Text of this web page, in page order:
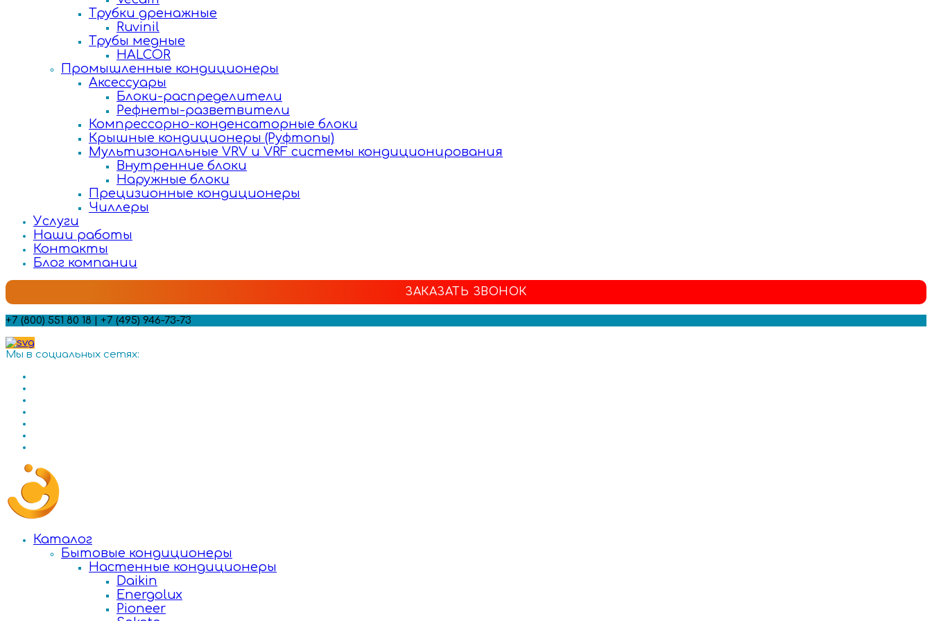
Трубки дренажные
Ruvinil
Трубы медные
HALCOR
Промышленные кондиционеры
Аксессуары
Блоки-распределители
Рефнеты-разветвители
Компрессорно-конденсаторные блоки
Крышные кондиционеры (Руфтопы)
Мультизональные VRV и VRF системы кондиционирования
Внутренние блоки
Наружные блоки
Прецизионные кондиционеры
Чиллеры
Услуги
Наши работы
Контакты
Блог компании
ЗАКАЗАТЬ ЗВОНОК
+7 (800) 551 80 18 | +7 (495) 946-73-73
Мы в социальных сетях:
Каталог
Бытовые кондиционеры
Настенные кондиционеры
Daikin
Energolux
Pioneer